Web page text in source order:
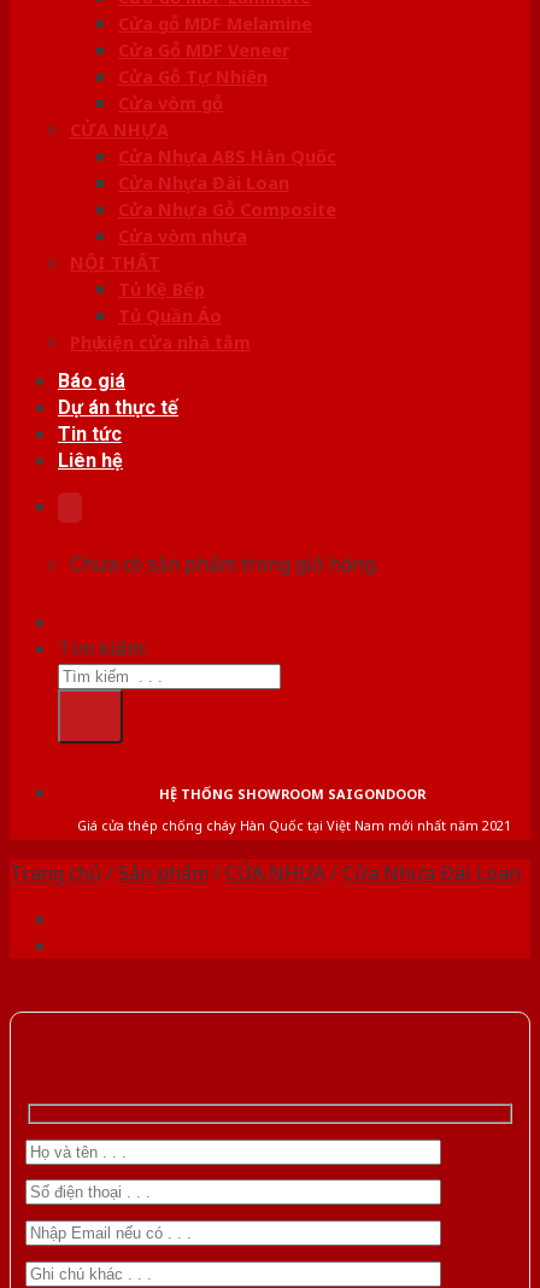
Cửa gỗ MDF Melamine
Cửa Gỗ MDF Veneer
Cửa Gỗ Tự Nhiên
Cửa vòm gỗ
CỬA NHỰA
Cửa Nhựa ABS Hàn Quốc
Cửa Nhựa Đài Loan
Cửa Nhựa Gỗ Composite
Cửa vòm nhựa
NỘI THẤT
Tủ Kệ Bếp
Tủ Quần Áo
Phụ kiện cửa nhà tắm
Báo giá
Dự án thực tế
Tin tức
Liên hệ
Chưa có sản phẩm trong giỏ hàng.
Tìm kiếm:
HỆ THỐNG SHOWROOM SAIGONDOOR
Giá cửa thép chống cháy Hàn Quốc tại Việt Nam mới nhất năm 2021
Trang chủ /Sản phẩm /CỬA NHỰA/Cửa Nhựa Đài Loan